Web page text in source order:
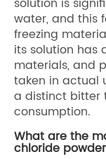
water, and this
freezing
its solution has
materials, and
taken in actual
a distinct bitter
consumption.
What are the
chloride